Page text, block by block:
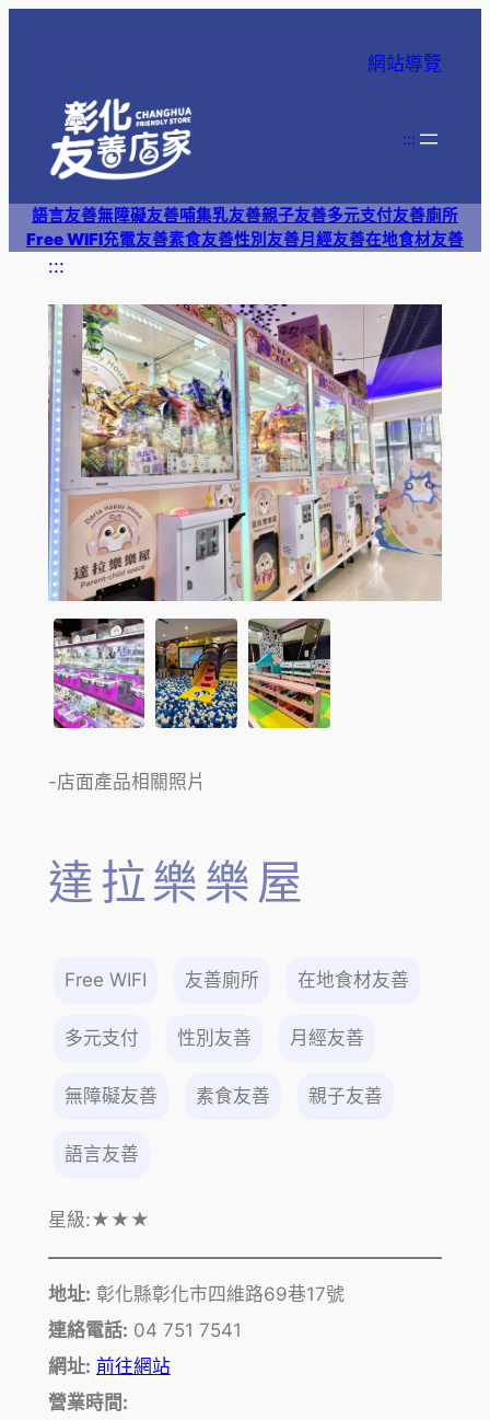
網站導覽
:::
語言友善無障礙友善哺集乳友善親子友善多元支付友善廁所
Free WIFI充電友善素食友善性別友善月經友善在地食材友善
:::
-店面產品相關照片
達拉樂樂屋
Free WIFI 友善廁所 在地食材友善
多元支付 性別友善 月經友善
無障礙友善 素食友善 親子友善
語言友善
星級:★★★
地址: 彰化縣彰化市四維路69巷17號
連絡電話: 04 751 7541
網址: 前往網站
營業時間: